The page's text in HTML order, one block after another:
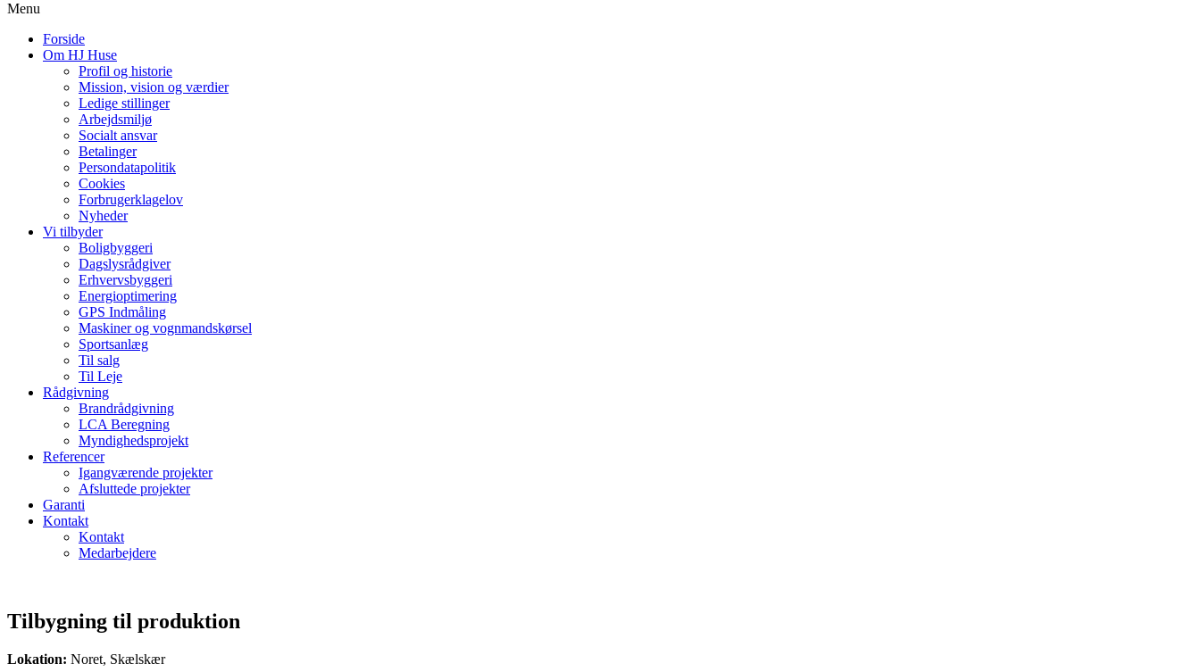
Menu
Forside
Om HJ Huse
Profil og historie
Mission, vision og værdier
Ledige stillinger
Arbejdsmiljø
Socialt ansvar​
Betalinger
Persondatapolitik
Cookies
Forbrugerklagelov
Nyheder
Vi tilbyder
Boligbyggeri
Dagslysrådgiver
Erhvervsbyggeri
Energioptimering
GPS Indmåling
Maskiner og vognmandskørsel
Sportsanlæg
Til salg
Til Leje
Rådgivning
Brandrådgivning
LCA Beregning
Myndighedsprojekt
Referencer
Igangværende projekter
Afsluttede projekter
Garanti
Kontakt
Kontakt
Medarbejdere
Tilbygning til produktion
Lokation: Noret, Skælskær